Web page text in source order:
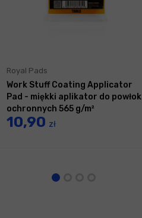
Royal Pads
Work Stuff Coating Applicator
Pad - miękki aplikator do powłok
ochronnych 565 g/m²
10,90 zł